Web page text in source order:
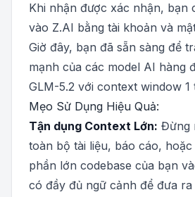
Khi nhận được xác nhận, bạn
vào Z.AI bằng tài khoản và
Giờ đây, bạn đã sẵn sàng để
mạnh của các model AI hàng
GLM-5.2 với context window 1
Mẹo Sử Dụng Hiệu Quả:
Tận dụng Context Lớn: Đừng
toàn bộ tài liệu, báo cáo,
phần lớn codebase của bạn
có đầy đủ ngữ cảnh để đưa